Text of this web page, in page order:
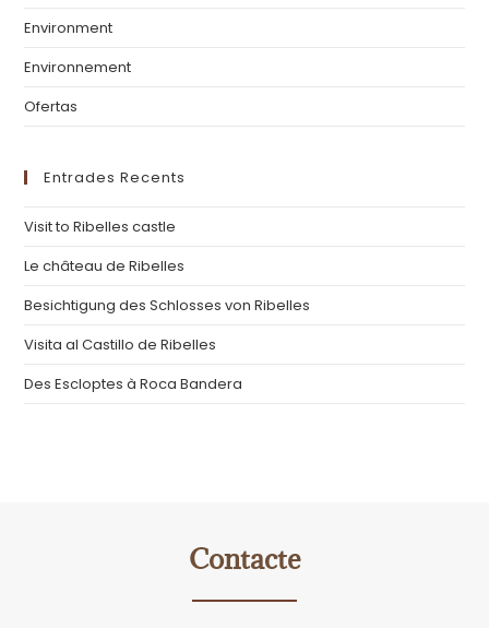
Environment
Environnement
Ofertas
Entrades Recents
Visit to Ribelles castle
Le château de Ribelles
Besichtigung des Schlosses von Ribelles
Visita al Castillo de Ribelles
Des Escloptes à Roca Bandera
Contacte